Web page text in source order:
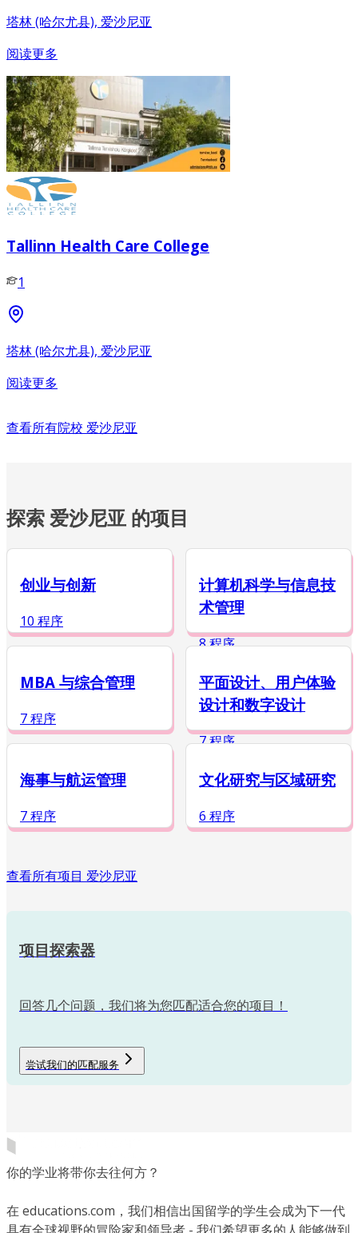
塔林 (哈尔尤县), 爱沙尼亚
阅读更多
Tallinn Health Care College
1
塔林 (哈尔尤县), 爱沙尼亚
阅读更多
查看所有院校 爱沙尼亚
探索 爱沙尼亚 的项目
创业与创新
10 程序
计算机科学与信息技
术管理
8 程序
MBA 与综合管理
7 程序
平面设计、用户体验
设计和数字设计
7 程序
海事与航运管理
7 程序
文化研究与区域研究
6 程序
查看所有项目 爱沙尼亚
项目探索器
回答几个问题，我们将为您匹配适合您的项目！
尝试我们的匹配服务
你的学业将带你去往何方？
在 educations.com，我们相信出国留学的学生会成为下一代